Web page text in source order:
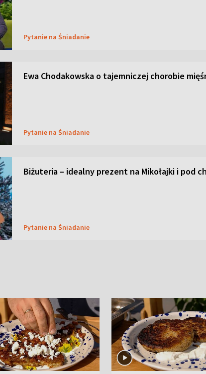
Pytanie na Śniadanie
Ewa Chodakowska o tajemniczej chorobie
Pytanie na Śniadanie
Biżuteria – idealny prezent na Mikołajki i pod
Pytanie na Śniadanie